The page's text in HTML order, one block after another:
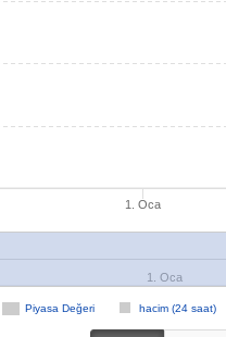
1. Oca
Piyasa Değeri hacim (24 saat)
1. Oca